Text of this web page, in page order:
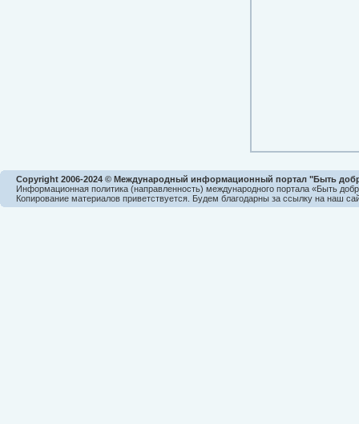
Copyright 2006-2024 © Международный информационный портал "Быть
Информационная политика (направленность) международного портала «Быть
Копирование материалов приветствуется. Будем благодарны за ссылку на наш